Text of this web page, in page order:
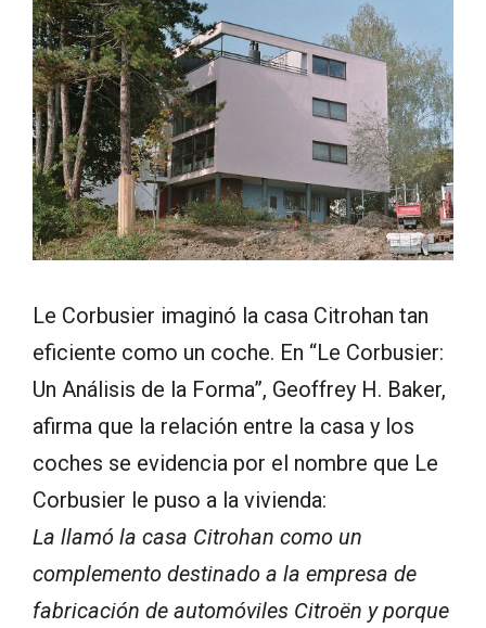
Le Corbusier imaginó la casa Citrohan tan
eficiente como un coche. En “Le Corbusier:
Un Análisis de la Forma”, Geoffrey H. Baker,
afirma que la relación entre la casa y los
coches se evidencia por el nombre que Le
Corbusier le puso a la vivienda:
La llamó la casa Citrohan como un
complemento destinado a la empresa de
fabricación de automóviles Citroën y porque